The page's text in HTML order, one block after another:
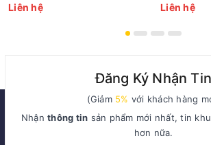
Liên hệ
Liên hệ
Đăng Ký Nhận Tin
(Giảm 5% với khách hàng
Nhậnthông tin sản phẩm mới nhất, tin
hơn nữa.